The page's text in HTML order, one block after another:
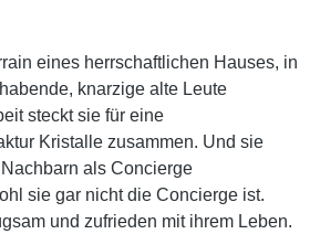
eines herrschaftlichen Hauses, in
knarzige alte Leute
steckt sie für eine
Kristalle zusammen. Und sie
als Concierge
sie gar nicht die Concierge ist.
und zufrieden mit ihrem Leben.